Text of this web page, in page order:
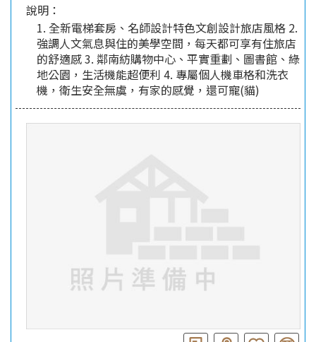
說明：
1. 全新電梯套房、名師設計特色文創設計旅店風格 2.
強調人文氣息與住的美學空間，每天都可享有住旅店
的舒適感 3. 鄰南紡購物中心、平實重劃、圖書館、綠
地公園，生活機能超便利 4. 專屬個人機車格和洗衣
機，衛生安全無虞，有家的感覺，還可寵(貓)